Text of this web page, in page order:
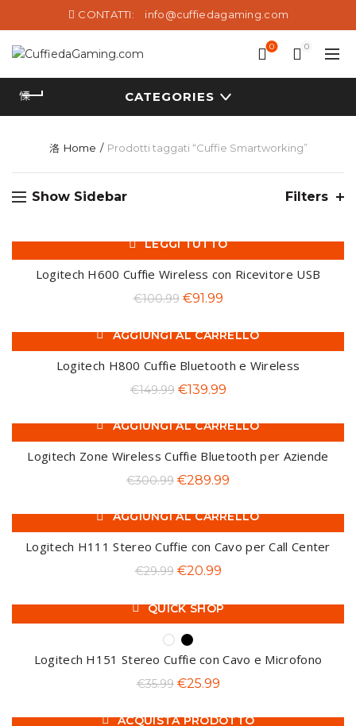
CONTATTI: info@cuffiedagaming.com
0 0
CATEGORIES
Home Prodotti taggati “Cuffie Smartworking”
Show Sidebar Filters
-9%
LEGGI TUTTO
Logitech H600 Cuffie Wireless con Ricevitore USB
€100.99 Il
originale
€91.99Il
attuale
-7%
AGGIUNGI AL CARRELLO
Logitech H800 Cuffie Bluetooth e Wireless
€149.99 Il
originale
€139.99Il
attuale
€139.99.
-4%
AGGIUNGI AL CARRELLO
Logitech Zone Wireless Cuffie Bluetooth per Aziende
€300.99 Il
originale
era:
€289.99
attuale
€289.99.
-30%
AGGIUNGI AL CARRELLO
Logitech H111 Stereo Cuffie con Cavo per Call Center
€29.99 Il
originale
€29.99.
€20.99Il
attuale
-28%
QUICK SHOP
Logitech H151 Stereo Cuffie con Cavo e Microfono
€35.99 Il
originale
€25.99Il
attuale
ACQUISTA PRODOTTO